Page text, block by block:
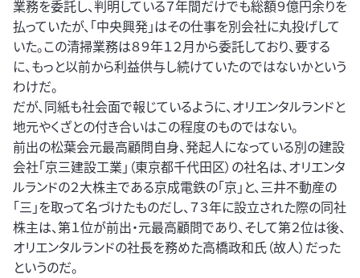
業務を委託し、判明している７年間だけでも総額９億円余りを
払っていたが、「中央興発」はその仕事を別会社に丸投げして
いた。この清掃業務は８９年１２月から委託しており、要する
に、もっと以前から利益供与し続けていたのではないかという
わけだ。
だが、同紙も社会面で報じているように、オリエンタルランドと
地元やくざとの付き合いはこの程度のものではない。
前出の松葉会元最高顧問自身、発起人になっている別の建設
会社「京三建設工業」（東京都千代田区）の社名は、オリエンタ
ルランドの２大株主である京成電鉄の「京」と、三井不動産の
「三」を取って名づけたものだし、７３年に設立された際の同社
株主は、第１位が前出・元最高顧問であり、そして第２位は後、
オリエンタルランドの社長を務めた高橋政和氏（故人）だった
というのだ。